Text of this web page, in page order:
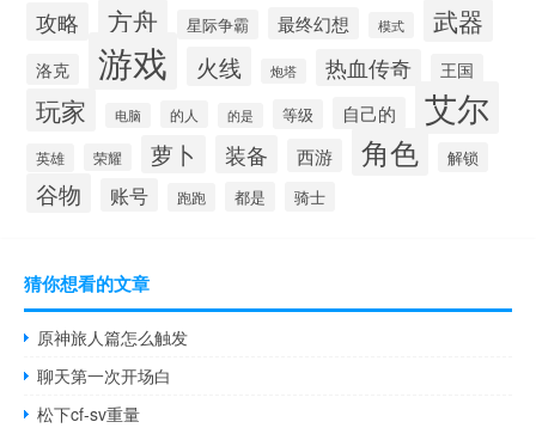
攻略
方舟 星际争霸 最终幻想 模式 武器
洛克 游戏 火线 炮塔 热血传奇 王国
玩家 电脑 的人 的是 等级 自己的 艾尔
英雄 荣耀 萝卜 装备 西游 角色 解锁
谷物 账号 跑跑 都是 骑士
猜你想看的文章
原神旅人篇怎么触发
聊天第一次开场白
松下cf-sv重量